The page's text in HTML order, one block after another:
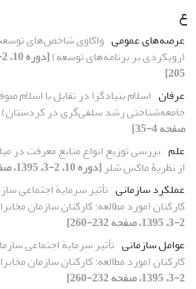
ع
عرصه‌های عمومی واکاوی شاخص‌های
(رویکردی بر برنامه‌های توسعه)
205]
عرفان اسلام بنیادگرا در تقابل با اسلام
جامعه‌شناختی رشد سلفی‌گری در کردستان)
صفحه 4-35]
علم بررسی توزیع انواع منابع معرفت در
از نظریۀ ماکس شلر [دوره 10، 2-3، 1395، صفحه 206-231]
عملکرد سازمانی تأثیر سرمایة اجتماعی
کارکنان (مورد مطالعه: کارکنان سازمان
2-3، 1395، صفحه 232-260]
عوامل سازمانی تأثیر سرمایة اجتماعی
کارکنان (مورد مطالعه: کارکنان سازمان
2-3، 1395، صفحه 232-260]